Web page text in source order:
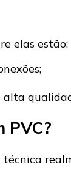
elas estão:
alta
PVC?